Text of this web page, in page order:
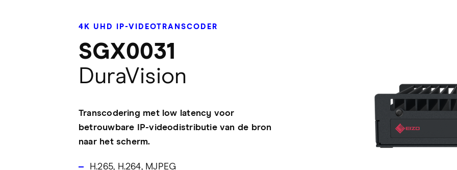
4K UHD IP-VIDEOTRANSCODER
SGX0031
DuraVision
Transcodering met low latency voor
betrouwbare IP-videodistributie van de bron
naar het scherm.
H.265, H.264, MJPEG